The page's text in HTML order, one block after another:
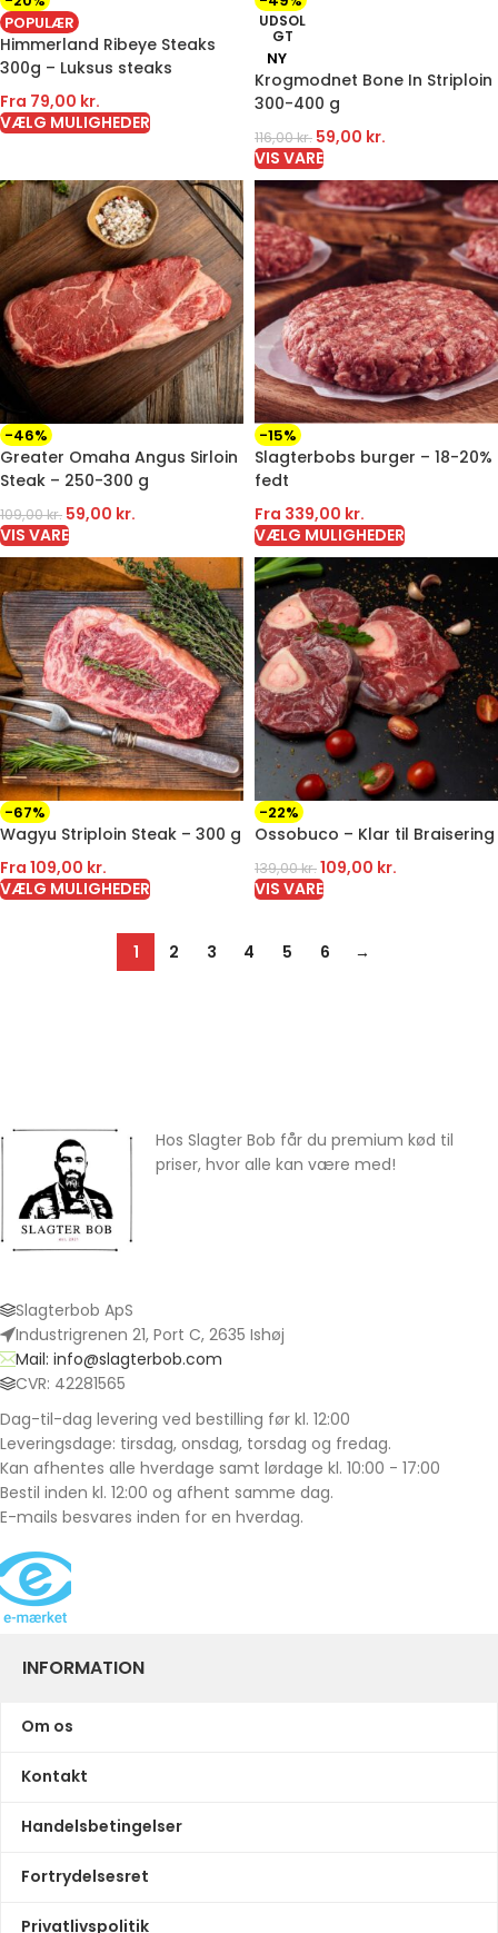
POPULÆR
Himmerland Ribeye Steaks
300g – Luksus steaks
Fra 79,00 kr.
VÆLG MULIGHEDER
UDSOL
GT
NY
Krogmodnet Bone In Striploin
300-400 g
116,00kr. 59,00 kr.
VIS VARE
-46%
Greater Omaha Angus Sirloin
Steak – 250-300 g
109,00kr. 59,00 kr.
VIS VARE
-15%
Slagterbobs burger – 18-20%
fedt
Fra 339,00 kr.
VÆLG MULIGHEDER
-67%
Wagyu Striploin Steak – 300 g
Fra 109,00 kr.
VÆLG MULIGHEDER
-22%
Ossobuco – Klar til Braisering
139,00kr.109,00 kr.
VIS VARE
1 2 3 4 5 6 →
Hos Slagter Bob får du premium kød til
priser, hvor alle kan være med!
Slagterbob ApS
Industrigrenen 21, Port C, 2635 Ishøj
Mail: info@slagterbob.com
CVR: 42281565
Dag-til-dag levering ved bestilling før kl. 12:00
Leveringsdage: tirsdag, onsdag, torsdag og fredag.
Kan afhentes alle hverdage samt lørdage kl. 10:00 - 17:00
Bestil inden kl. 12:00 og afhent samme dag.
E-mails besvares inden for en hverdag.
INFORMATION
Om os
Kontakt
Handelsbetingelser
Fortrydelsesret
Privatlivspolitik